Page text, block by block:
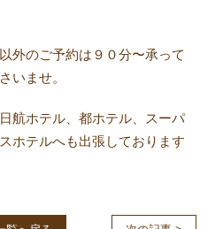
外のご予約は９０分〜承って
いませ。
航ホテル、都ホテル、スーパ
ホテルへも出張しております